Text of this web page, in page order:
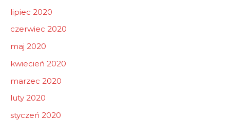
lipiec 2020
czerwiec 2020
maj 2020
kwiecień 2020
marzec 2020
luty 2020
styczeń 2020